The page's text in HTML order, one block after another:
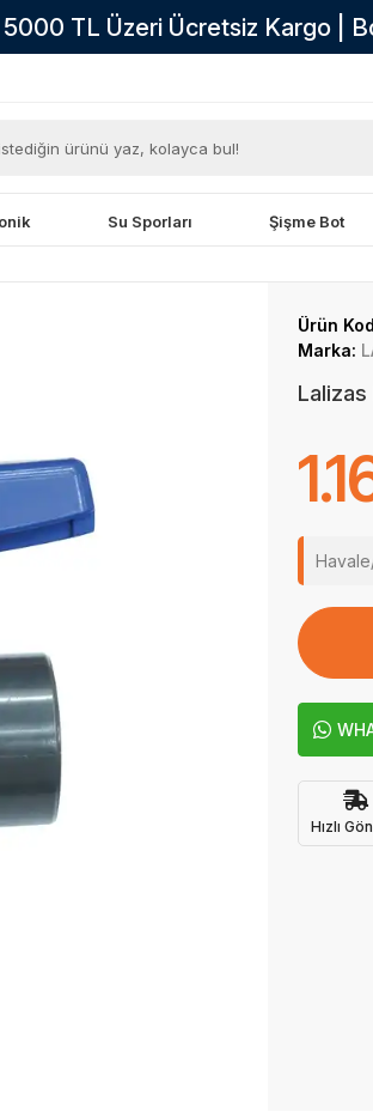
5000 TL Üzeri Ücretsiz Kargo |
Su Sporları Şişme Bot
Ürün
Marka:
Lalizas
Hızlı